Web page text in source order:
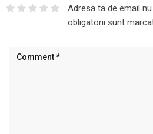
Adresa ta de email
obligatorii sunt